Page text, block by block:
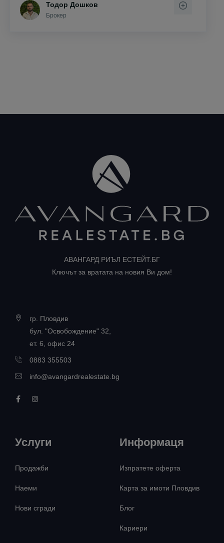
Тодор Дошков
Брокер
АВАНГАРД РИЪЛ ЕСТЕЙТ.БГ
Ключът за вратата на новия Ви дом!
гр. Пловдив
бул. "Освобождение" 32,
ет. 6, офис 24
0883 355503
info@avangardrealestate.bg
Услуги
Продажби
Наеми
Нови сгради
Информаця
Изпратете оферта
Карта за имоти Пловдив
Блог
Кариери